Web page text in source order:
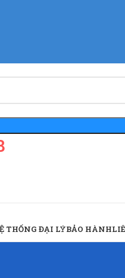
THỐNG ĐẠI LÝBẢO HÀNH